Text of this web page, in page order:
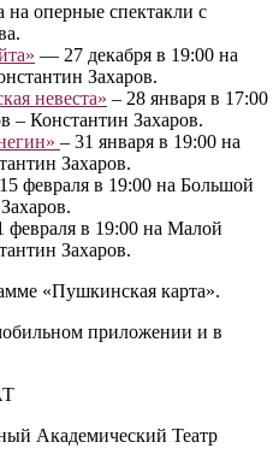
оперные спектакли с
–– 27 декабря в 19:00 на
Захаров.
невеста» – 28 января в 17:00
– Константин Захаров.
– 31 января в 19:00 на
Захаров.
февраля в 19:00 на Большой
февраля в 19:00 на Малой
Захаров.
«Пушкинская карта».
приложении и в
Академический Театр